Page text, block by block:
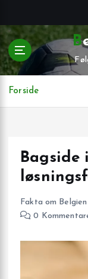
t
i
i
Forside
Bagside
Fakta om Belgien
0